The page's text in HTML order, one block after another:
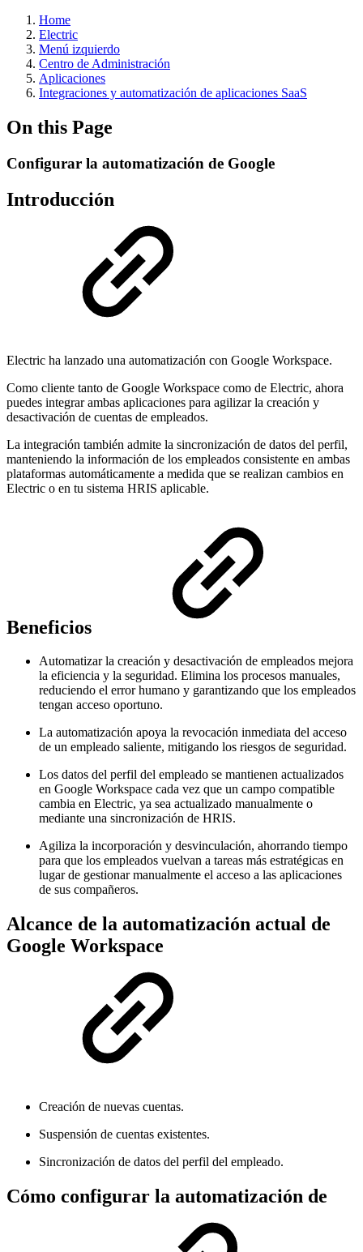
Home
Electric
Menú izquierdo
Centro de Administración
Aplicaciones
Integraciones y automatización de aplicaciones SaaS
On this Page
Configurar la automatización de Google
Introducción
Electric ha lanzado una automatización con Google Workspace.
Como cliente tanto de Google Workspace como de Electric, ahora
puedes integrar ambas aplicaciones para agilizar la creación y
desactivación de cuentas de empleados.
La integración también admite la sincronización de datos del perfil,
manteniendo la información de los empleados consistente en ambas
plataformas automáticamente a medida que se realizan cambios en
Electric o en tu sistema HRIS aplicable.
Beneficios
Automatizar la creación y desactivación de empleados mejora
la eficiencia y la seguridad. Elimina los procesos manuales,
reduciendo el error humano y garantizando que los empleados
tengan acceso oportuno.
La automatización apoya la revocación inmediata del acceso
de un empleado saliente, mitigando los riesgos de seguridad.
Los datos del perfil del empleado se mantienen actualizados
en Google Workspace cada vez que un campo compatible
cambia en Electric, ya sea actualizado manualmente o
mediante una sincronización de HRIS.
Agiliza la incorporación y desvinculación, ahorrando tiempo
para que los empleados vuelvan a tareas más estratégicas en
lugar de gestionar manualmente el acceso a las aplicaciones
de sus compañeros.
Alcance de la automatización actual de
Google Workspace
Creación de nuevas cuentas.
Suspensión de cuentas existentes.
Sincronización de datos del perfil del empleado.
Cómo configurar la automatización de